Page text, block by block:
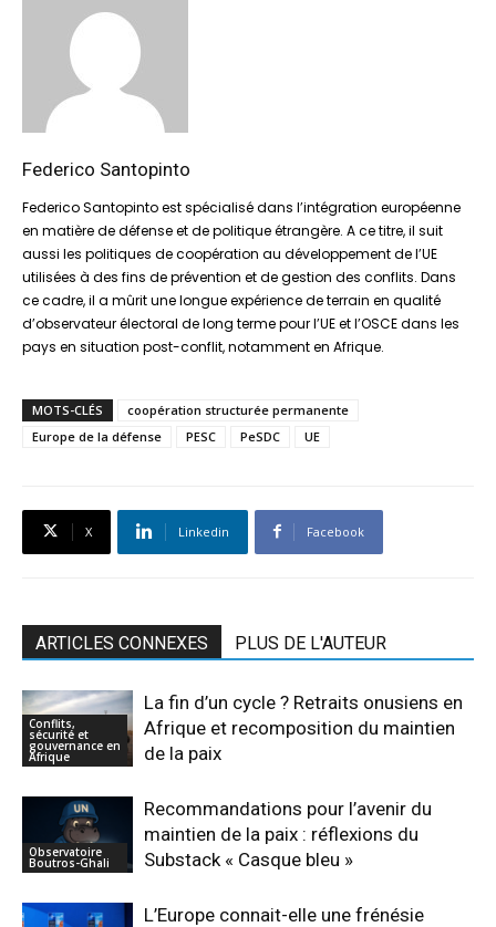
Federico Santopinto
Federico Santopinto est spécialisé dans l’intégration européenne
en matière de défense et de politique étrangère. A ce titre, il suit
aussi les politiques de coopération au développement de l’UE
utilisées à des fins de prévention et de gestion des conflits. Dans
ce cadre, il a mûrit une longue expérience de terrain en qualité
d’observateur électoral de long terme pour l’UE et l’OSCE dans les
pays en situation post-conflit, notamment en Afrique.
MOTS-CLÉS
coopération structurée permanente
Europe de la défense
PESC PeSDC UE
X Linkedin Facebook
ARTICLES CONNEXES PLUS DE L'AUTEUR
Conflits,
sécurité et
gouvernance en
Afrique
La fin d’un cycle ? Retraits onusiens en
Afrique et recomposition du maintien
de la paix
Observatoire
Boutros-Ghali
Recommandations pour l’avenir du
maintien de la paix : réflexions du
Substack « Casque bleu »
L’Europe connait-elle une frénésie